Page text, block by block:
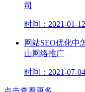
司
时间：2021-01-12
网站SEO优化中
山网络推广
时间：2021-07-04